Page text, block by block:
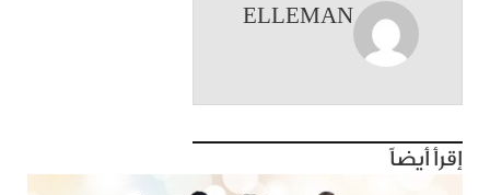
ELLEMAN
إقرأ أيضاً